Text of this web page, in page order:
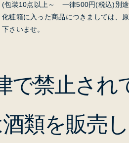
(包装10点以上～ 一律500円(税込)別
化粧箱に入った商品につきましては、
下さいませ。
禁止され
類を販売し